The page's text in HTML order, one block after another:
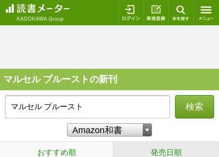
ログイン 新規登録
マルセル プルーストの新刊
検索
おすすめ順 発売日順